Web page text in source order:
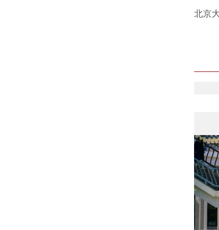
北京
2026
北京
聚焦